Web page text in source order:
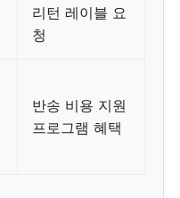
리턴 레이블 요
청
반송 비용 지원
프로그램 혜택